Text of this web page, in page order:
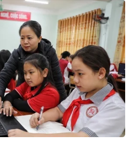
108
đội 108
#Ung thư gan